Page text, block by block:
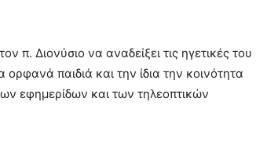
π. Διονύσιο να αναδείξει τις ηγετικές του
παιδιά και την ίδια την κοινότητα
εφημερίδων και των τηλεοπτικών